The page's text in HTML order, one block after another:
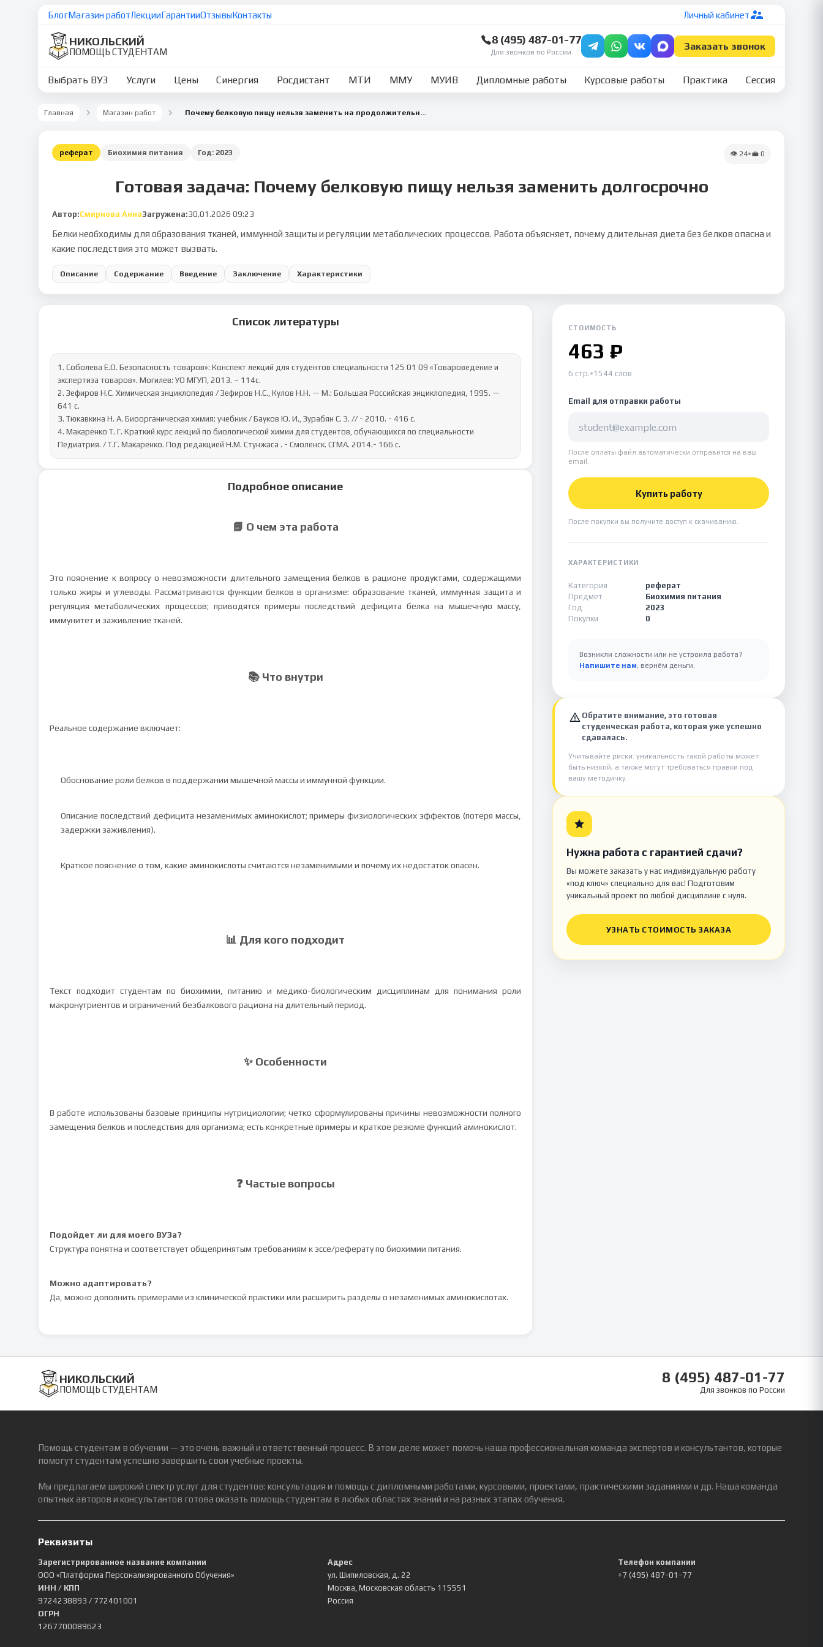
БлогМагазин работЛекцииГарантииОтзывыКонтакты Личный кабинет
НИКОЛЬСКИЙ
ПОМОЩЬ СТУДЕНТАМ
8 (495) 487-01-77
Для звонков по России
Заказать звонок
Выбрать ВУЗ Услуги Цены Синергия Росдистант МТИ ММУ МУИВ Дипломные работы Курсовые работы Практика Сессия
Главная Магазин работ Почему белковую пищу нельзя заменить на продолжительное время жиры и углеводы
реферат Биохимия питания Год: 2023 👁 24•💼 0
Готовая задача: Почему белковую пищу нельзя заменить долгосрочно
Автор:Смирнова АннаЗагружена:30.01.2026 09:23
Белки необходимы для образования тканей, иммунной защиты и регуляции метаболических процессов. Работа объясняет, почему длительная диета без белков опасна и
какие последствия это может вызвать.
Описание Содержание Введение Заключение Характеристики
Список литературы
1. Соболева Е.О. Безопасность товаров»: Конспект лекций для студентов специальности 125 01 09 «Товароведение и
экспертиза товаров». Могилев: УО МГУП, 2013. – 114с.
2. Зефиров Н.С. Химическая энциклопедия / Зефиров Н.С., Кулов Н.Н. — М.: Большая Российская энциклопедия, 1995. —
641 c.
3. Тюкавкина Н. А. Биоорганическая химия: учебник / Бауков Ю. И., Зурабян С. Э. // - 2010. - 416 с.
4. Макаренко Т. Г. Краткий курс лекций по биологической химии для студентов, обучающихся по специальности
Педиатрия. / Т.Г. Макаренко. Под редакцией Н.М. Стунжаса . - Смоленск. СГМА. 2014.- 166 с.
Подробное описание
📘 О чем эта работа
Это пояснение к вопросу о невозможности длительного замещения белков в рационе продуктами, содержащими
только жиры и углеводы. Рассматриваются функции белков в организме: образование тканей, иммунная защита и
регуляция метаболических процессов; приводятся примеры последствий дефицита белка на мышечную массу,
иммунитет и заживление тканей.
📚 Что внутри
Реальное содержание включает:
Обоснование роли белков в поддержании мышечной массы и иммунной функции.
Описание последствий дефицита незаменимых аминокислот; примеры физиологических эффектов (потеря массы,
задержки заживления).
Краткое пояснение о том, какие аминокислоты считаются незаменимыми и почему их недостаток опасен.
📊 Для кого подходит
Текст подходит студентам по биохимии, питанию и медико-биологическим дисциплинам для понимания роли
макронутриентов и ограничений безбалкового рациона на длительный период.
✨ Особенности
В работе использованы базовые принципы нутрициологии; четко сформулированы причины невозможности полного
замещения белков и последствия для организма; есть конкретные примеры и краткое резюме функций аминокислот.
❓ Частые вопросы
Подойдет ли для моего ВУЗа?
Структура понятна и соответствует общепринятым требованиям к эссе/реферату по биохимии питания.
Можно адаптировать?
Да, можно дополнить примерами из клинической практики или расширить разделы о незаменимых аминокислотах.
СТОИМОСТЬ
463 ₽
6 стр.•1544 слов
Email для отправки работы
После оплаты файл автоматически отправится на ваш
email.
Купить работу
После покупки вы получите доступ к скачиванию.
ХАРАКТЕРИСТИКИ
Категория
реферат
Предмет
Биохимия питания
Год
2023
Покупки
0
Возникли сложности или не устроила работа?
Напишите нам, вернём деньги.
Обратите внимание, это готовая
студенческая работа, которая уже успешно
сдавалась.
Учитывайте риски: уникальность такой работы может
быть низкой, а также могут требоваться правки под
вашу методичку.
Нужна работа с гарантией сдачи?
Вы можете заказать у нас индивидуальную работу
«под ключ» специально для вас! Подготовим
уникальный проект по любой дисциплине с нуля.
УЗНАТЬ СТОИМОСТЬ ЗАКАЗА
НИКОЛЬСКИЙ
ПОМОЩЬ СТУДЕНТАМ
8 (495) 487-01-77
Для звонков по России
Помощь студентам в обучении — это очень важный и ответственный процесс. В этом деле может помочь наша профессиональная команда экспертов и консультантов, которые
помогут студентам успешно завершить свои учебные проекты.
Мы предлагаем широкий спектр услуг для студентов: консультация и помощь с дипломными работами, курсовыми, проектами, практическими заданиями и др. Наша команда
опытных авторов и консультантов готова оказать помощь студентам в любых областях знаний и на разных этапах обучения.
Реквизиты
Зарегистрированное название компании
ООО «Платформа Персонализированного Обучения»
ИНН / КПП
9724238893 / 772401001
ОГРН
1267700089623
Адрес
ул. Шипиловская, д. 22
Москва, Московская область 115551
Россия
Телефон компании
+7 (495) 487-01-77